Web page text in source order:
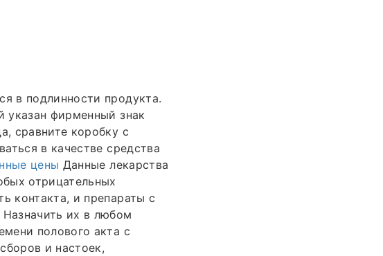
в подлинности продукта.
указан фирменный знак
сравните коробку с
в качестве средства
цены Данные лекарства
отрицательных
контакта, и препараты с
их в любом
полового акта с
и настоек,